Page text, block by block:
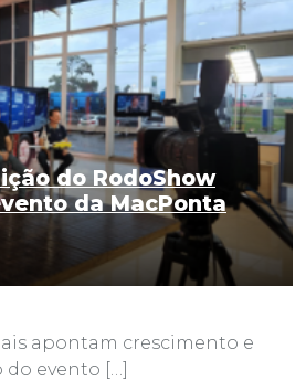
do RodoShow
da MacPonta
apontam crescimento e
evento […]